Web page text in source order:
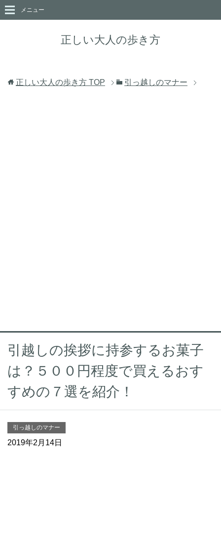
正しい大人の歩き方
メニュー
正しい大人の歩き方 TOP 引っ越しのマナー
引越しの挨拶に持参するお菓子
は？５００円程度で買えるおす
すめの７選を紹介！
引っ越しのマナー
2019年2月14日